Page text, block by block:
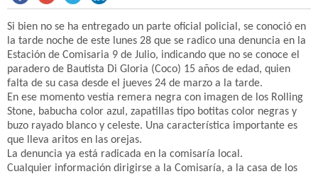
Si bien no se ha entregado un parte oficial policial, se conoció en
la tarde noche de este lunes 28 que se radico una denuncia en la
Estación de Comisaria 9 de Julio, indicando que no se conoce el
paradero de Bautista Di Gloria (Coco) 15 años de edad, quien
falta de su casa desde el jueves 24 de marzo a la tarde.
En ese momento vestía remera negra con imagen de los Rolling
Stone, babucha color azul, zapatillas tipo botitas color negras y
buzo rayado blanco y celeste. Una característica importante es
que lleva aritos en las orejas.
La denuncia ya está radicada en la comisaría local.
Cualquier información dirigirse a la Comisaría, a la casa de los